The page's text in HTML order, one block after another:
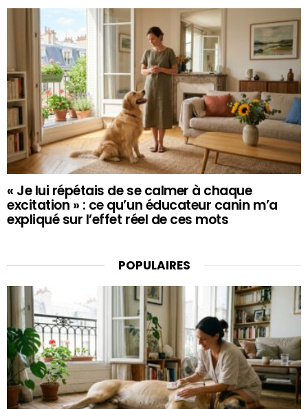
« Je lui répétais de se calmer à chaque
excitation » : ce qu’un éducateur canin m’a
expliqué sur l’effet réel de ces mots
POPULAIRES